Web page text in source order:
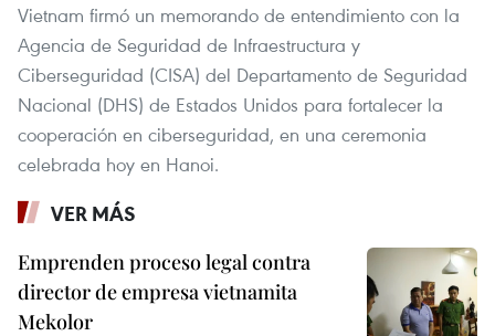
Vietnam firmó un memorando de entendimiento con la
Agencia de Seguridad de Infraestructura y
Ciberseguridad (CISA) del Departamento de Seguridad
Nacional (DHS) de Estados Unidos para fortalecer la
cooperación en ciberseguridad, en una ceremonia
celebrada hoy en Hanoi.
VER MÁS
Emprenden proceso legal contra
director de empresa vietnamita
Mekolor